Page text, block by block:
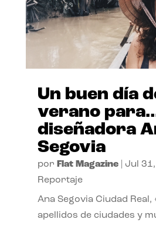
Un buen día
verano
diseñadora
Segovia
por Flat Magazine| Jul
Reportaje
Ana Segovia Ciudad Real,
apellidos de ciudades y